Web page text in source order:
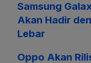
Samsung
Akan Hadir
Lebar
Oppo Akan